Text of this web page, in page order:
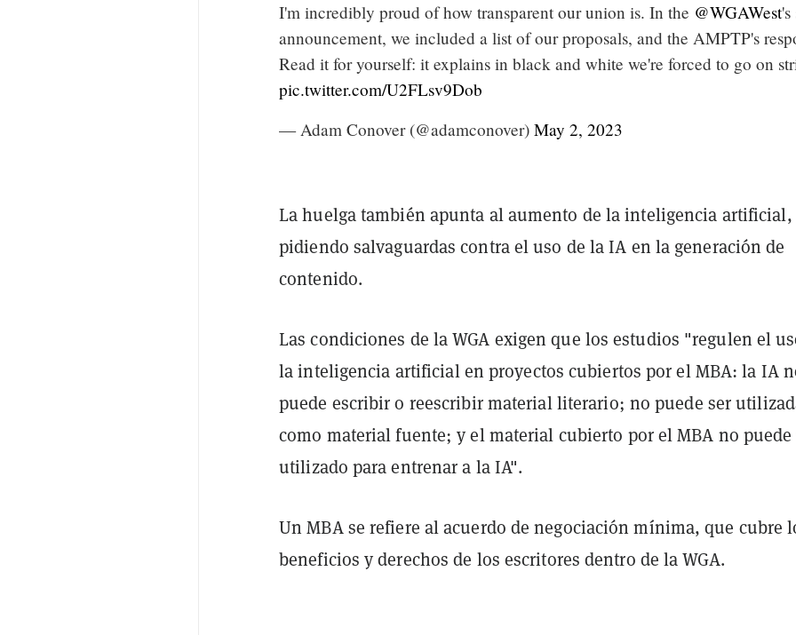
I'm incredibly proud of how transparent our union is. In the @WGAWest's
announcement, we included a list of our proposals, and the AMPTP's
Read it for yourself: it explains in black and white we're forced to go on
pic.twitter.com/U2FLsv9Dob
— Adam Conover (@adamconover) May 2, 2023
La huelga también apunta al aumento de la inteligencia artificial,
pidiendo salvaguardas contra el uso de la IA en la generación de
contenido.
Las condiciones de la WGA exigen que los estudios "regulen el
la inteligencia artificial en proyectos cubiertos por el MBA: la IA
puede escribir o reescribir material literario; no puede ser
como material fuente; y el material cubierto por el MBA no puede
utilizado para entrenar a la IA".
Un MBA se refiere al acuerdo de negociación mínima, que cubre
beneficios y derechos de los escritores dentro de la WGA.